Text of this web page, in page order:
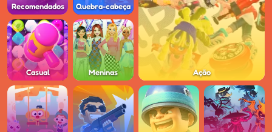
Recomendados Quebra-cabeça
Ação
Casual Meninas